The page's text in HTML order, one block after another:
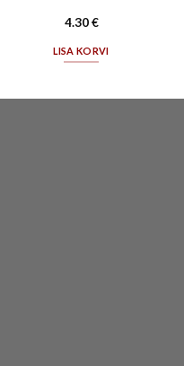
4.30€
LISA KORVI